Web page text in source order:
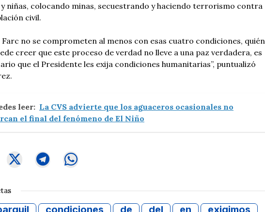
niñas, colocando minas, secuestrando y haciendo terrorismo contra
civil.
Farc no se comprometen al menos con esas cuatro condiciones, quién
creer que este proceso de verdad no lleve a una paz verdadera, es
que el Presidente les exija condiciones humanitarias”, puntualizó
leer: La CVS advierte que los aguaceros ocasionales no
el final del fenómeno de El Niño
condiciones de del en
exigimos